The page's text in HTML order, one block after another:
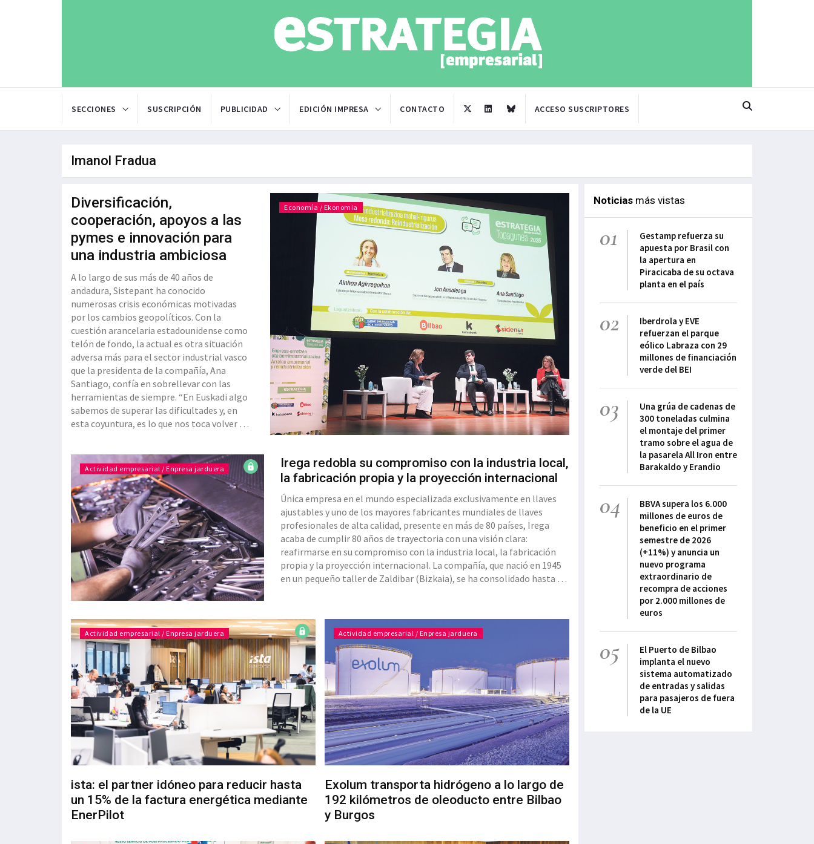
SECCIONES SUSCRIPCIÓN PUBLICIDAD EDICIÓN IMPRESA CONTACTO ACCESO SUSCRIPTORES
Imanol Fradua
Diversificación,
cooperación, apoyos a las
pymes e innovación para
una industria ambiciosa
A lo largo de sus más de 40 años de
andadura, Sistepant ha conocido
numerosas crisis económicas motivadas
por los cambios geopolíticos. Con la
cuestión arancelaria estadounidense como
telón de fondo, la actual es otra situación
adversa más para el sector industrial vasco
que la presidenta de la compañía, Ana
Santiago, confía en sobrellevar con las
herramientas de siempre. “En Euskadi algo
sabemos de superar las dificultades y, en
esta coyuntura, es lo que nos toca volver a
Vasca de Desarrollo Empresarial, SPRI, que
capitanea algunas de las iniciativas del de
Economía / Ekonomia
Actividad empresarial / Enpresa jarduera
Irega redobla su compromiso con la industria local,
la fabricación propia y la proyección internacional
Única empresa en el mundo especializada exclusivamente en llaves
ajustables y uno de los mayores fabricantes mundiales de llaves
profesionales de alta calidad, presente en más de 80 países, Irega
acaba de cumplir 80 años de trayectoria con una visión clara:
reafirmarse en su compromiso con la industria local, la fabricación
propia y la proyección internacional. La compañía, que nació en 1945
en un pequeño taller de Zaldibar (Bizkaia), se ha consolidado hasta el
los diferentes impactos coyunturales mejor de lo espe
Actividad empresarial / Enpresa jarduera
ista: el partner idóneo para reducir hasta
un 15% de la factura energética mediante
EnerPilot
Actividad empresarial / Enpresa jarduera
Exolum transporta hidrógeno a lo largo de
192 kilómetros de oleoducto entre Bilbao
y Burgos
Noticiasmás vistas
01
Gestamp refuerza su
apuesta por Brasil con
la apertura en
Piracicaba de su octava
planta en el país
02
Iberdrola y EVE
refuerzan el parque
eólico Labraza con 29
millones de financiación
verde del BEI
03
Una grúa de cadenas de
300 toneladas culmina
el montaje del primer
tramo sobre el agua de
la pasarela All Iron entre
Barakaldo y Erandio
04
BBVA supera los 6.000
millones de euros de
beneficio en el primer
semestre de 2026
(+11%) y anuncia un
nuevo programa
extraordinario de
recompra de acciones
por 2.000 millones de
euros
05
El Puerto de Bilbao
implanta el nuevo
sistema automatizado
de entradas y salidas
para pasajeros de fuera
de la UE